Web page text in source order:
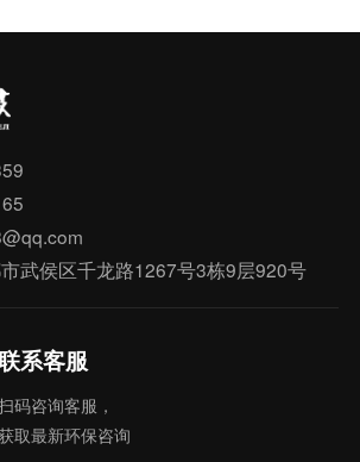
武侯区千龙路1267号3栋9层920号
系客服
码咨询客服，
取最新环保咨询